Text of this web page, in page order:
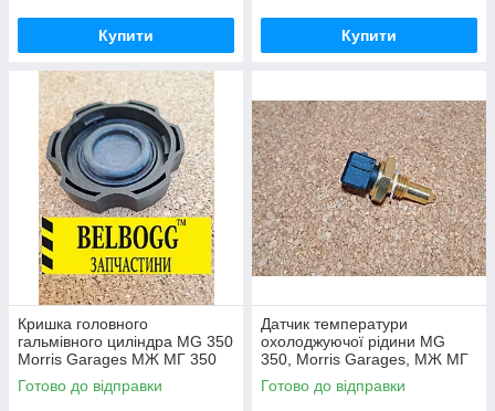
Купити Купити
Кришка головного
гальмівного циліндра MG 350
Morris Garages МЖ МГ 350
Моріс Морис Гараж
Готово до відправки
Датчик температури
охолоджуючої рідини MG
350, Morris Garages, МЖ МГ
350 Моріс Моріс Гараж
Готово до відправки